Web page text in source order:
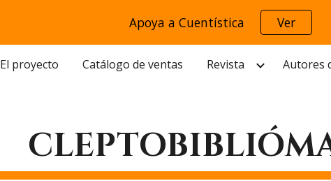
Skip to main contentApoya a Cuentística Ver
El proyecto Catálogo de ventas Revista Autores